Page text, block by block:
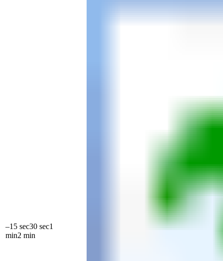
–15 sec30 sec1
min2 min